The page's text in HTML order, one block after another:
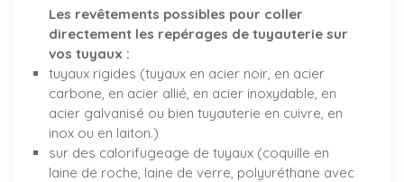
Les revêtements possibles pour coller
directement les repérages de tuyauterie sur
vos tuyaux :
tuyaux rigides (tuyaux en acier noir, en acier
carbone, en acier allié, en acier inoxydable, en
acier galvanisé ou bien tuyauterie en cuivre, en
inox ou en laiton.)
sur des calorifugeage de tuyaux (coquille en
laine de roche, laine de verre, polyuréthane avec